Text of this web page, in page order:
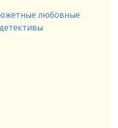
любовные